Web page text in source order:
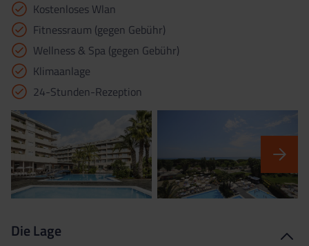
Kostenloses Wlan
Fitnessraum (gegen Gebühr)
Wellness & Spa (gegen Gebühr)
Klimaanlage
24-Stunden-Rezeption
Die Lage